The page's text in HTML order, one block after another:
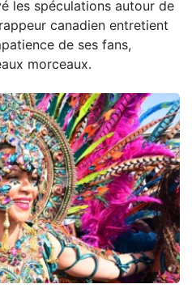
les spéculations autour de
canadien entretient
de ses fans,
morceaux.